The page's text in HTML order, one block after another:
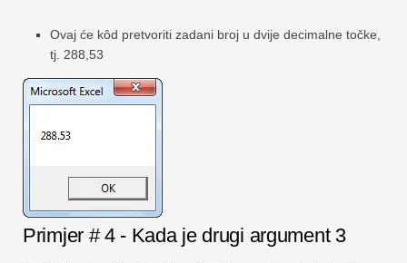
Ovaj će kôd pretvoriti zadani broj u dvije decimalne točke,
tj. 288,53
Primjer # 4 - Kada je drugi argument 3